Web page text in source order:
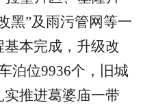
黑”及雨污管网等一
本完成，升级改
泊位9936个，旧城
推进葛婆庙一带